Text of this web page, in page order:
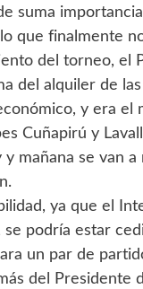
suma
que finalmente
del torneo, el
del alquiler de
y era el
Cuñapirú y
mañana se van
ya que el
podría estar
un par de
del Presidente